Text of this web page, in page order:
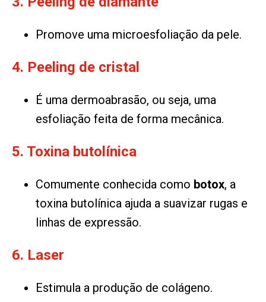
Promove uma microesfoliação da pele.
4. Peeling de cristal
É uma dermoabrasão, ou seja, uma
esfoliação feita de forma mecânica.
5. Toxina butolínica
Comumente conhecida como botox, a
toxina butolínica ajuda a suavizar rugas e
linhas de expressão.
6. Laser
Estimula a produção de colágeno.